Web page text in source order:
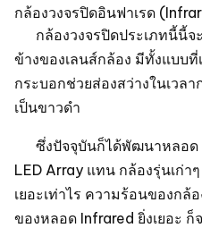
กล้องวงจรปิดอินฟาเรด
กล้องวงจรปิดประเภทนี้นี้จ
ข้างของเลนส์กล้อง มีทั้งแบบ
กระบอกช่วยส่องสว่างในเวล
เป็นขาวดำ
ซึ่งปัจจุบันก็ได้พัฒนาหลอด
LED Array แทน กล้องรุ่นเก่า
เยอะเท่าไร ความร้อนของกล้
ของหลอด Infrared ยิ่งเยอะ